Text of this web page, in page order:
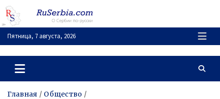
Перейти
содержимому
Пятница, 7 августа, 2026
RuSerbia.com
О Сербии – по-русски
Главная
Общество